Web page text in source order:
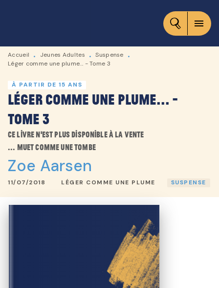
CONTENU
menu
Accueil • Jeunes Adultes • Suspense
•
Léger comme une plume... - Tome 3
À PARTIR DE 15 ANS
Léger comme une plume... -
Tome 3
Ce livre n'est plus disponible à la vente
... muet comme une tombe
Zoe Aarsen
11/07/2018 LÉGER COMME UNE PLUME SUSPENSE